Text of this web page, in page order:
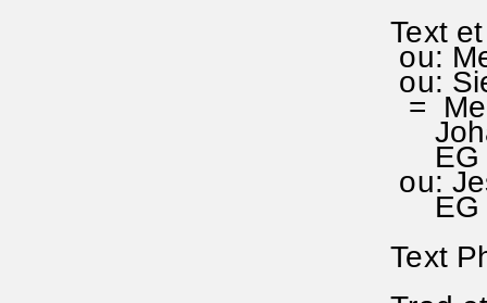
Text
ou:
ou:
=
EG
ou:
EG
Text